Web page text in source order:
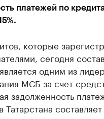
платежей по
которые
сегодня
одним из
МСБ за счет
задолженность
Татарстана